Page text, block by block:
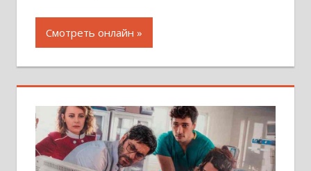
Смотреть онлайн